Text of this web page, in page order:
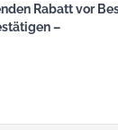
Rabatt vor
–